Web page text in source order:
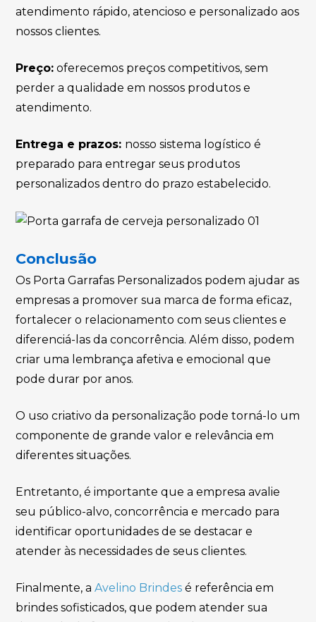
atendimento rápido, atencioso e personalizado aos
nossos clientes.
Preço: oferecemos preços competitivos, sem
perder a qualidade em nossos produtos e
atendimento.
Entrega e prazos: nosso sistema logístico é
preparado para entregar seus produtos
personalizados dentro do prazo estabelecido.
Conclusão
Os Porta Garrafas Personalizados podem ajudar as
empresas a promover sua marca de forma eficaz,
fortalecer o relacionamento com seus clientes e
diferenciá-las da concorrência. Além disso, podem
criar uma lembrança afetiva e emocional que
pode durar por anos.
O uso criativo da personalização pode torná-lo um
componente de grande valor e relevância em
diferentes situações.
Entretanto, é importante que a empresa avalie
seu público-alvo, concorrência e mercado para
identificar oportunidades de se destacar e
atender às necessidades de seus clientes.
Finalmente, aAvelino Brindes é referência em
brindes sofisticados, que podem atender sua